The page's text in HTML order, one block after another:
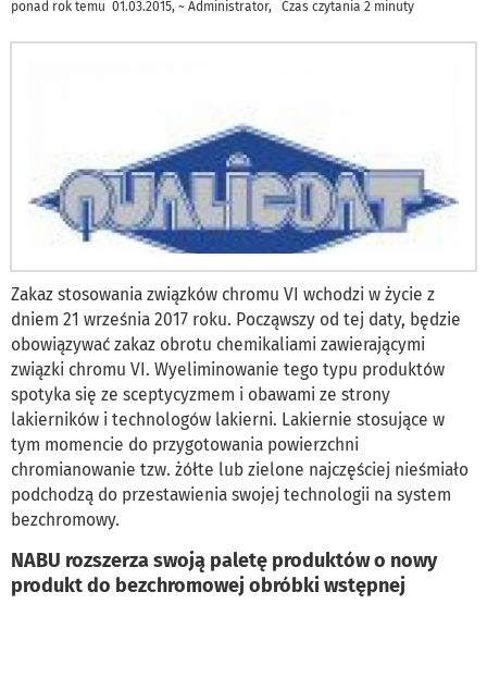
ponad rok temu 01.03.2015, ~ Administrator, Czas czytania 2 minuty
Zakaz stosowania związków chromu VI wchodzi w życie z
dniem 21 września 2017 roku. Począwszy od tej daty, będzie
obowiązywać zakaz obrotu chemikaliami zawierającymi
związki chromu VI. Wyeliminowanie tego typu produktów
spotyka się ze sceptycyzmem i obawami ze strony
lakierników i technologów lakierni. Lakiernie stosujące w
tym momencie do przygotowania powierzchni
chromianowanie tzw. żółte lub zielone najczęściej nieśmiało
podchodzą do przestawienia swojej technologii na system
bezchromowy.
NABU rozszerza swoją paletę produktów o nowy
produkt do bezchromowej obróbki wstępnej